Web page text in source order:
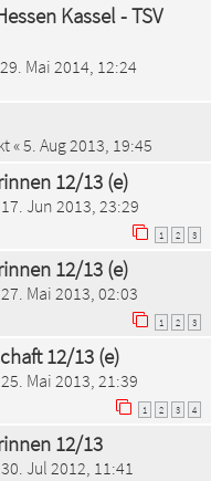
Kassel - TSV
29. Mai 2014, 12:24
«5. Aug 2013, 19:45
12/13 (e)
17. Jun 2013, 23:29
1 2 3
12/13 (e)
27. Mai 2013, 02:03
1 2 3
12/13 (e)
25. Mai 2013, 21:39
1 2 3 4
12/13
30. Jul 2012, 11:41